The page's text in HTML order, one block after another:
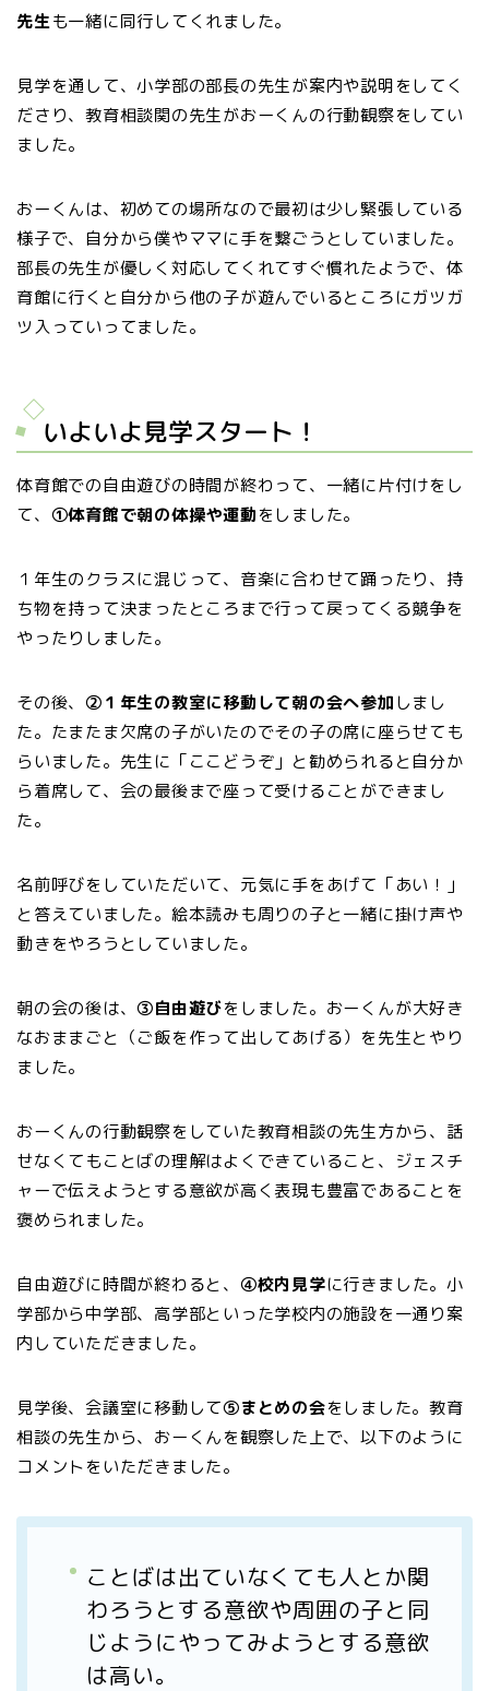
先生も一緒に同行してくれました。
見学を通して、小学部の部長の先生が案内や説明をしてく
ださり、教育相談関の先生がおーくんの行動観察をしてい
ました。
おーくんは、初めての場所なので最初は少し緊張している
様子で、自分から僕やママに手を繋ごうとしていました。
部長の先生が優しく対応してくれてすぐ慣れたようで、体
育館に行くと自分から他の子が遊んでいるところにガツガ
ツ入っていってました。
いよいよ見学スタート！
体育館での自由遊びの時間が終わって、一緒に片付けをし
て、 ①体育館で朝の体操や運動をしました。
１年生のクラスに混じって、音楽に合わせて踊ったり、持
ち物を持って決まったところまで行って戻ってくる競争を
やったりしました。
その後、②１年生の教室に移動して朝の会へ参加 しまし
た。たまたま欠席の子がいたのでその子の席に座らせても
らいました。先生に「ここどうぞ」と勧められると自分か
ら着席して、会の最後まで座って受けることができまし
た。
名前呼びをしていただいて、元気に手をあげて「あい！」
と答えていました。絵本読みも周りの子と一緒に掛け声や
動きをやろうとしていました。
朝の会の後は、③自由遊びをしました。おーくんが大好き
なおままごと（ご飯を作って出してあげる）を先生とやり
ました。
おーくんの行動観察をしていた教育相談の先生方から、話
せなくてもことばの理解はよくできていること、ジェスチ
ャーで伝えようとする意欲が高く表現も豊富であることを
褒められました。
自由遊びに時間が終わると、 ④校内見学に行きました。小
学部から中学部、高学部といった学校内の施設を一通り案
内していただきました。
見学後、会議室に移動して⑤まとめの会をしました。教育
相談の先生から、おーくんを観察した上で、以下のように
コメントをいただきました。
ことばは出ていなくても人とか関
わろうとする意欲や周囲の子と同
じようにやってみようとする意欲
は高い。